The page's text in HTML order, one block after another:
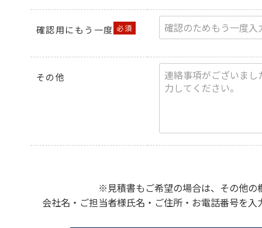
確認用にもう一度
その他
※見積書もご希望の場合は、その他の
会社名・ご担当者様氏名・ご住所・お電話番号を入